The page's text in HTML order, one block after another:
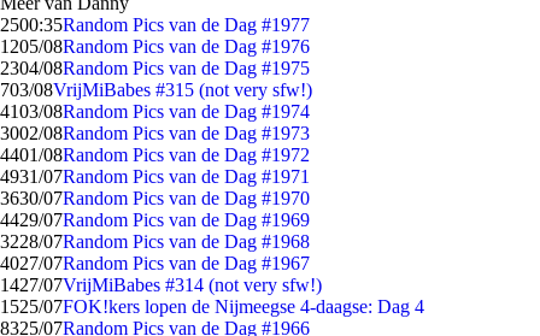
2500:35Random Pics van de Dag #1977
1205/08Random Pics van de Dag #1976
2304/08Random Pics van de Dag #1975
703/08VrijMiBabes #315 (not very sfw!)
4103/08Random Pics van de Dag #1974
3002/08Random Pics van de Dag #1973
4401/08Random Pics van de Dag #1972
4931/07Random Pics van de Dag #1971
3630/07Random Pics van de Dag #1970
4429/07Random Pics van de Dag #1969
3228/07Random Pics van de Dag #1968
4027/07Random Pics van de Dag #1967
1427/07VrijMiBabes #314 (not very sfw!)
1525/07FOK!kers lopen de Nijmeegse 4-daagse: Dag 4
8325/07Random Pics van de Dag #1966